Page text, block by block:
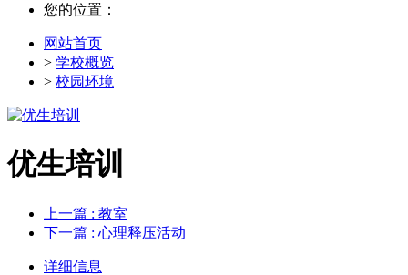
您的位置：
网站首页
> 学校概览
> 校园环境
优生培训
上一篇 : 教室
下一篇 : 心理释压活动
详细信息